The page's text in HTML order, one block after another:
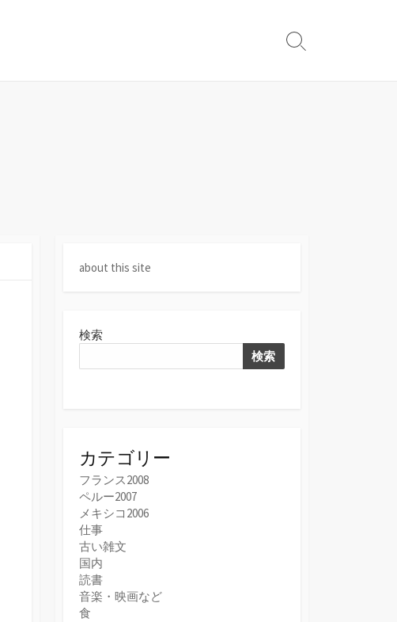
検
about this site
検索
検索
カテゴリー
フランス2008
ペルー2007
メキシコ2006
仕事
古い雑文
国内
読書
音楽・映画など
食